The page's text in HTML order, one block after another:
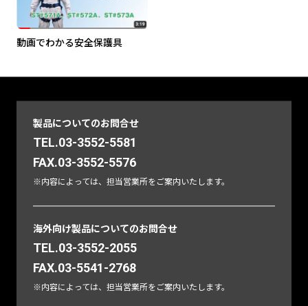
動画でわかる安全保護具
製品についてのお問合せ
TEL.03-3552-5581
FAX.03-3552-5576
※内容によっては、担当営業所をご案内いたします。
海外向け製品についてのお問合せ
TEL.03-3552-2055
FAX.03-5541-2768
※内容によっては、担当営業所をご案内いたします。